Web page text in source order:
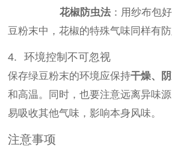
花椒防虫法：用纱布包
豆粉末中，花椒的特殊气味同样有防
4. 环境控制不可忽视
保存绿豆粉末的环境应保持干燥、
和高温。同时，也要注意远离异味
易吸收其他气味，影响本身风味。
注意事项